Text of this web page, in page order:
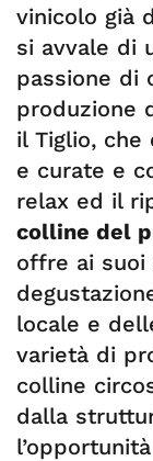
vinicolo già
si avvale di
passione di
produzione
il Tiglio, che
e curate e
relax ed il
colline del
offre ai
locale e
varietà di
colline
dalla